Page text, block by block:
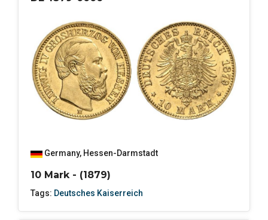
Germany, Hessen-Darmstadt
10 Mark - (1879)
Tags: Deutsches Kaiserreich